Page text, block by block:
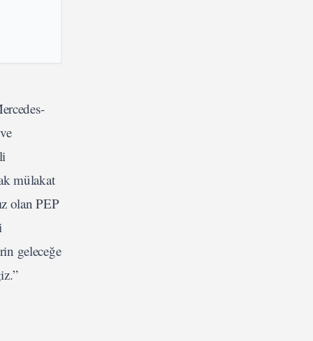
mülakat
olan PEP
geleceğe